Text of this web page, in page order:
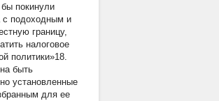
покинули
с подоходным и
границу,
налоговое
политики»18.
быть
установленные
для ее